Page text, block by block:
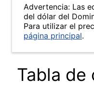
Advertencia: Las
del dólar del
Para utilizar el
página principal.
Tabla de